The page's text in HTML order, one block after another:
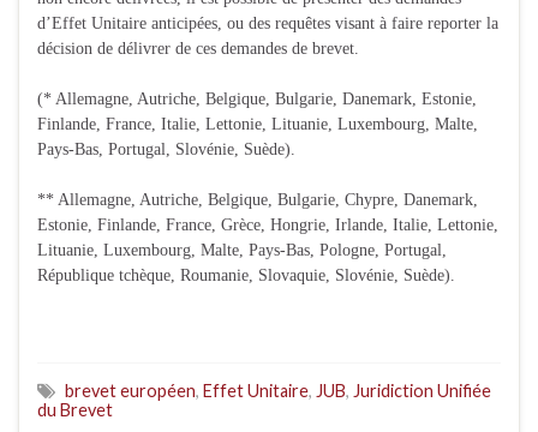
d’Effet Unitaire anticipées, ou des requêtes visant à faire reporter la
décision de délivrer de ces demandes de brevet.
(* Allemagne, Autriche, Belgique, Bulgarie, Danemark, Estonie,
Finlande, France, Italie, Lettonie, Lituanie, Luxembourg, Malte,
Pays-Bas, Portugal, Slovénie, Suède).
** Allemagne, Autriche, Belgique, Bulgarie, Chypre, Danemark,
Estonie, Finlande, France, Grèce, Hongrie, Irlande, Italie, Lettonie,
Lituanie, Luxembourg, Malte, Pays-Bas, Pologne, Portugal,
République tchèque, Roumanie, Slovaquie, Slovénie, Suède).
brevet européen, Effet Unitaire, JUB, Juridiction Unifiée
du Brevet